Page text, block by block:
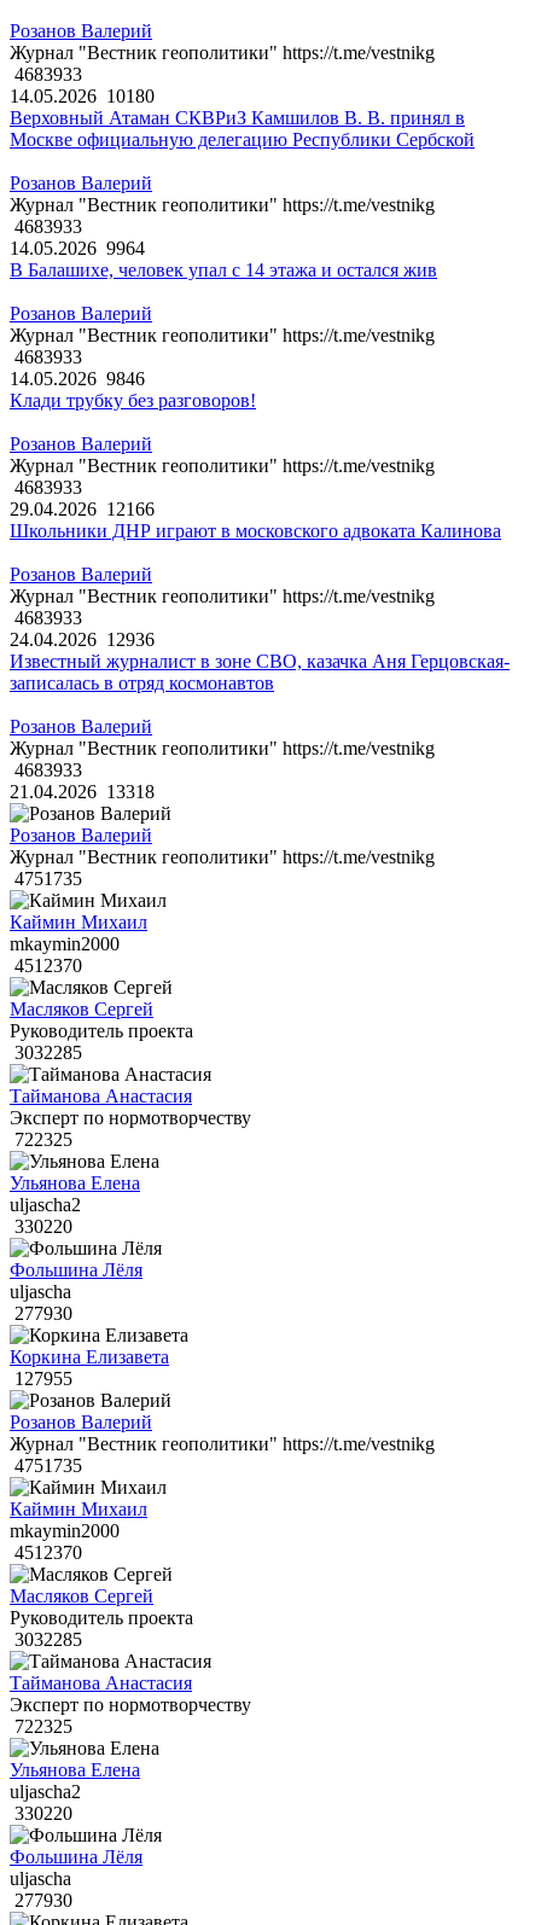
Розанов Валерий
Журнал "Вестник геополитики" https://t.me/vestnikg
4683933
14.05.2026 10180
Верховный Атаман СКВРиЗ Камшилов В. В. принял в
Москве официальную делегацию Республики Сербской
Розанов Валерий
Журнал "Вестник геополитики" https://t.me/vestnikg
4683933
14.05.2026 9964
В Балашихе, человек упал с 14 этажа и остался жив
Розанов Валерий
Журнал "Вестник геополитики" https://t.me/vestnikg
4683933
14.05.2026 9846
Клади трубку без разговоров!
Розанов Валерий
Журнал "Вестник геополитики" https://t.me/vestnikg
4683933
29.04.2026 12166
Школьники ДНР играют в московского адвоката Калинова
Розанов Валерий
Журнал "Вестник геополитики" https://t.me/vestnikg
4683933
24.04.2026 12936
Известный журналист в зоне СВО, казачка Аня Герцовская-
записалась в отряд космонавтов
Розанов Валерий
Журнал "Вестник геополитики" https://t.me/vestnikg
4683933
21.04.2026 13318
Розанов Валерий
Журнал "Вестник геополитики" https://t.me/vestnikg
4751735
Каймин Михаил
mkaymin2000
4512370
Масляков Сергей
Руководитель проекта
3032285
Тайманова Анастасия
Эксперт по нормотворчеству
722325
Ульянова Елена
uljascha2
330220
Фольшина Лёля
uljascha
277930
Коркина Елизавета
127955
Розанов Валерий
Журнал "Вестник геополитики" https://t.me/vestnikg
4751735
Каймин Михаил
mkaymin2000
4512370
Масляков Сергей
Руководитель проекта
3032285
Тайманова Анастасия
Эксперт по нормотворчеству
722325
Ульянова Елена
uljascha2
330220
Фольшина Лёля
uljascha
277930